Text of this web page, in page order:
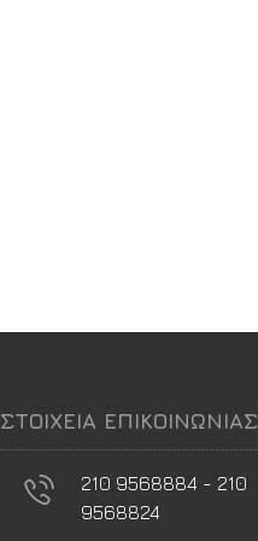
ΣΤΟΙΧΕΙΑ ΕΠΙΚΟΙΝΩΝΙΑΣ
210 9568884 - 210
9568824